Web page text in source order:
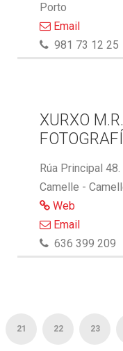
Porto
Email
981 73 12 25
XURXO
Rúa Principal 48.
Camelle -
Web
Email
636 399 209
21 22 23